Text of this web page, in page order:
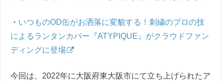
・ いつものOD缶がお洒落に変貌する！刺繍のプロの技
によるランタンカバー『ATYPIQUE』がクラウドファン
ディングに登場
今回は、2022年に大阪府東大阪市にて立ち上げられたア